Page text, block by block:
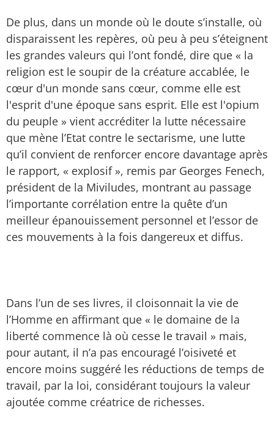
De plus, dans un monde où le doute s’installe, où
disparaissent les repères, où peu à peu s’éteignent
les grandes valeurs qui l’ont fondé, dire que « la
religion est le soupir de la créature accablée, le
cœur d'un monde sans cœur, comme elle est
l'esprit d'une époque sans esprit. Elle est l'opium
du peuple » vient accréditer la lutte nécessaire
que mène l’Etat contre le sectarisme, une lutte
qu’il convient de renforcer encore davantage après
le rapport, « explosif », remis par Georges Fenech,
président de la Miviludes, montrant au passage
l’importante corrélation entre la quête d’un
meilleur épanouissement personnel et l’essor de
ces mouvements à la fois dangereux et diffus.
Dans l’un de ses livres, il cloisonnait la vie de
l’Homme en affirmant que « le domaine de la
liberté commence là où cesse le travail » mais,
pour autant, il n’a pas encouragé l’oisiveté et
encore moins suggéré les réductions de temps de
travail, par la loi, considérant toujours la valeur
ajoutée comme créatrice de richesses.